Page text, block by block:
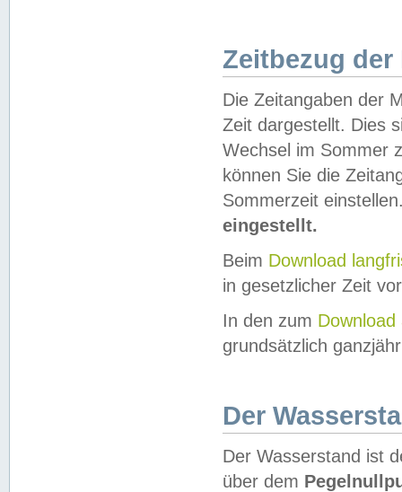
Zeitbezug der
Die Zeitangaben der
Zeit dargestellt. Dies
Wechsel im Sommer
können Sie die
Sommerzeit
eingestellt.
Beim Download
in gesetzlicher Zeit
In den zum Download
grundsätzlich
Der
Der Wasserstand ist
über dem